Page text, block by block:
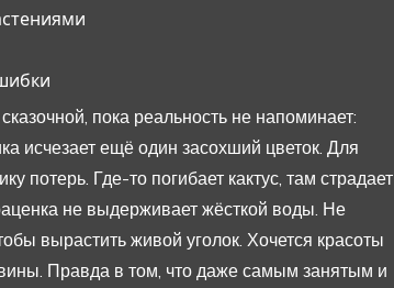
пока реальность не напоминает:
исчезает ещё один засохший цветок. Для
потерь. Где-то погибает кактус, там страдает
не выдерживает жёсткой воды. Не
вырастить живой уголок. Хочется красоты
Правда в том, что даже самым занятым и